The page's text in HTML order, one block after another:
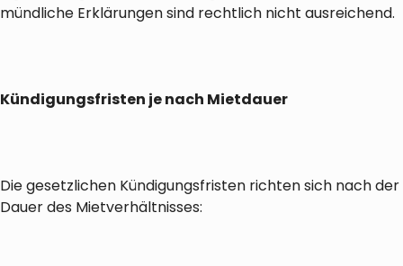
mündliche Erklärungen sind rechtlich nicht ausreichend.
Kündigungsfristen je nach Mietdauer
Die gesetzlichen Kündigungsfristen richten sich nach der
Dauer des Mietverhältnisses: